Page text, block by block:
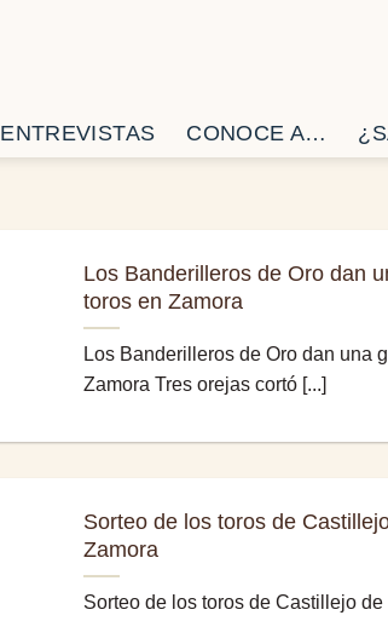
ENTREVISTAS CONOCE A…
Los Banderilleros de Oro dan
toros en Zamora
Los Banderilleros de Oro dan una
Zamora Tres orejas cortó [...]
Sorteo de los toros de
Zamora
Sorteo de los toros de Castillejo